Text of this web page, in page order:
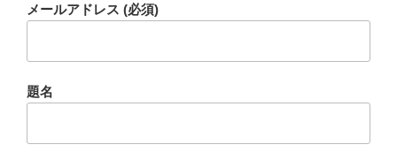
メールアドレス (必須)
題名